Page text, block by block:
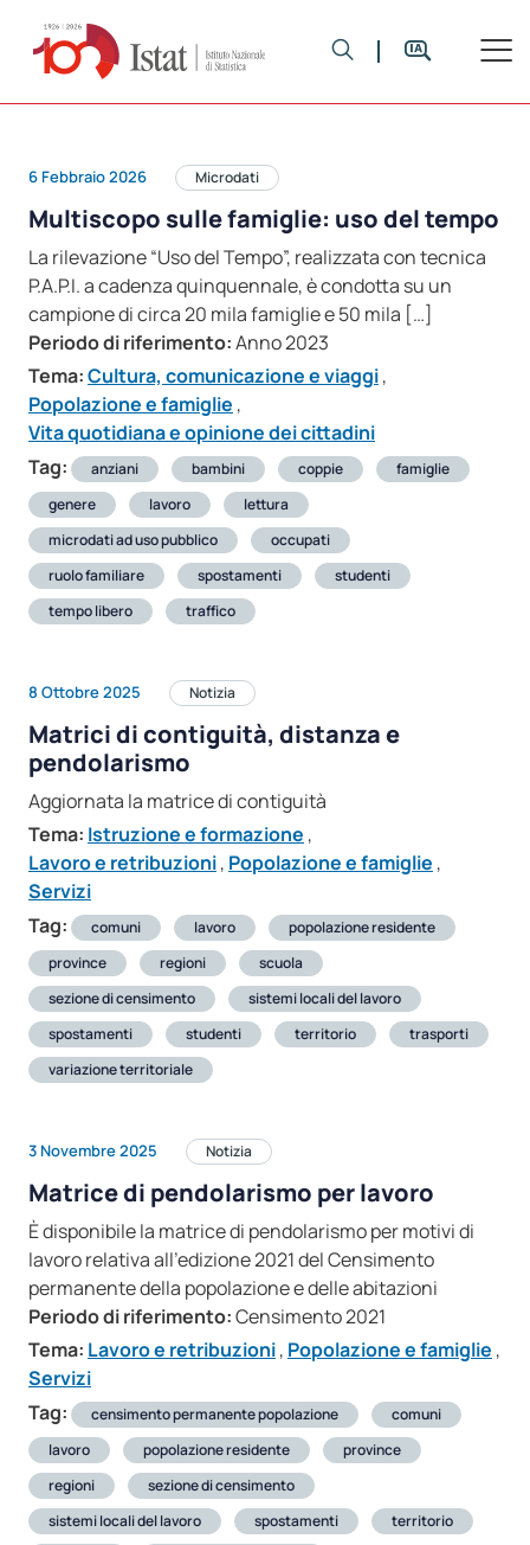
6 Febbraio 2026 Microdati
Multiscopo sulle famiglie: uso del tempo
La rilevazione “Uso del Tempo”, realizzata con tecnica
P.A.P.I. a cadenza quinquennale, è condotta su un
campione di circa 20 mila famiglie e 50 mila […]
Periodo di riferimento:Anno 2023
Tema:Cultura, comunicazione e viaggi,
Popolazione e famiglie ,
Vita quotidiana e opinione dei cittadini
Tag:
anziani bambini coppie
famiglie
genere
lavoro
lettura
microdati ad uso pubblico
occupati
ruolo familiare
spostamenti
studenti
tempo libero
traffico
8 Ottobre 2025 Notizia
Matrici di contiguità, distanza e
pendolarismo
Aggiornata la matrice di contiguità
Tema: Istruzione e formazione ,
Lavoro e retribuzioni, Popolazione e famiglie ,
Servizi
Tag:
comuni lavoro
popolazione residente
province
regioni
scuola
sezione di censimento
sistemi locali del lavoro
spostamenti
studenti territorio
trasporti
variazione territoriale
3 Novembre 2025 Notizia
Matrice di pendolarismo per lavoro
È disponibile la matrice di pendolarismo per motivi di
lavoro relativa all’edizione 2021 del Censimento
permanente della popolazione e delle abitazioni
Periodo di riferimento:Censimento 2021
Tema: Lavoro e retribuzioni, Popolazione e famiglie ,
Servizi
Tag:
censimento permanente popolazione
comuni
lavoro
popolazione residente
province
regioni
sezione di censimento
sistemi locali del lavoro
spostamenti
territorio